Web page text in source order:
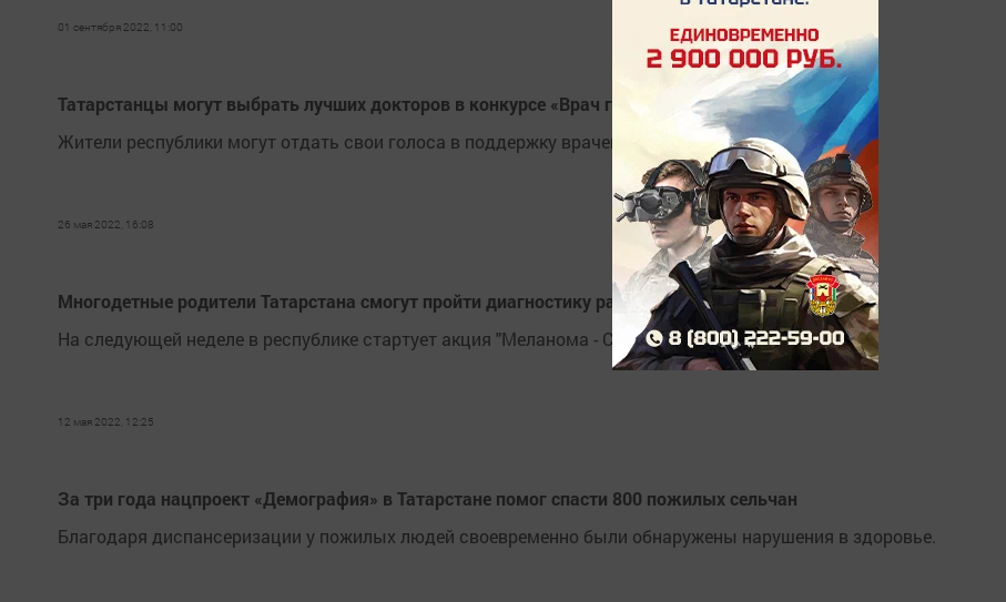
01 сентября 2022, 11:00
Татарстанцы могут выбрать лучших докторов в конкурсе «Врач года — Ак чэчэклэр 2022»
Жители республики могут отдать свои голоса в поддержку врачей и медсестер.
26 мая 2022, 16:08
Многодетные родители Татарстана смогут пройти диагностику рака кожи бесплатно
На следующей неделе в республике стартует акция "Меланома - Стоп"
12 мая 2022, 12:25
За три года нацпроект «Демография» в Татарстане помог спасти 800 пожилых сельчан
Благодаря диспансеризации у пожилых людей своевременно были обнаружены нарушения в здоровье.